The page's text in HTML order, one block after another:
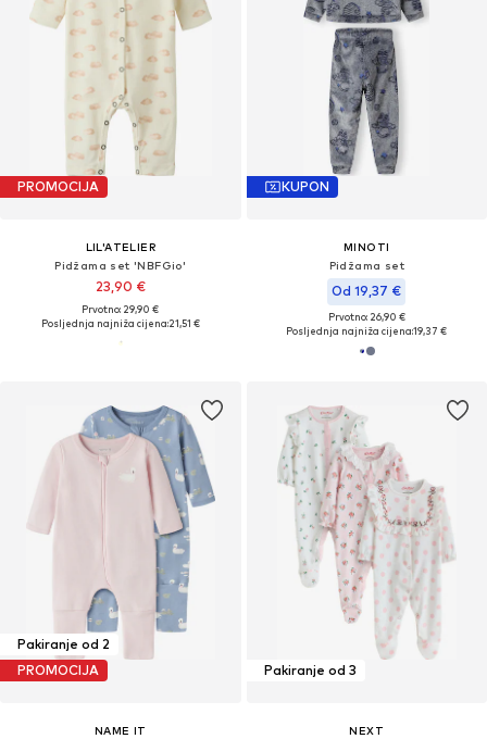
PROMOCIJA
LIL'ATELIER
Pidžama set 'NBFGio'
23,90 €
Prvotno: 29,90 €
Posljednja najniža cijena:21,51 €
KUPON
MINOTI
Pidžama set
Od 19,37 €
Prvotno: 26,90 €
Posljednja najniža cijena:19,37 €
Pakiranje od 2
PROMOCIJA
NAME IT
Pakiranje od 3
NEXT